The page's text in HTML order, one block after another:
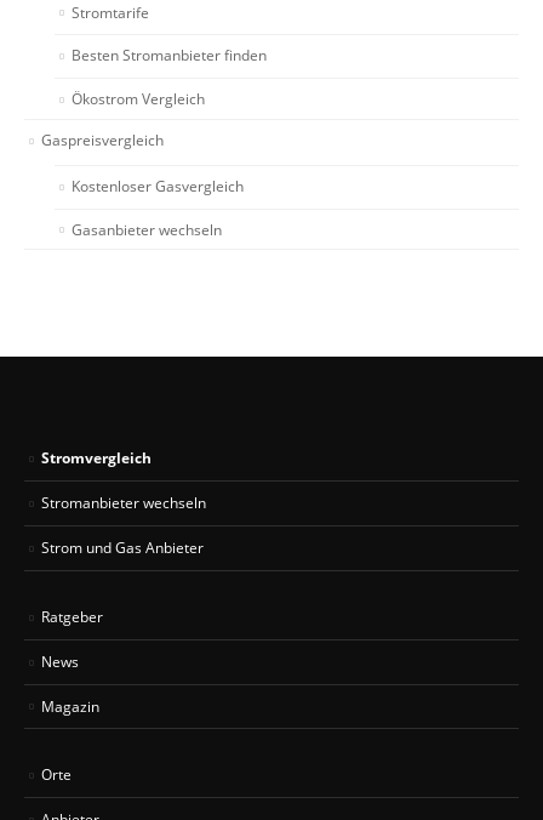
Stromtarife
Besten Stromanbieter finden
Ökostrom Vergleich
Gaspreisvergleich
Kostenloser Gasvergleich
Gasanbieter wechseln
Stromvergleich
Stromanbieter wechseln
Strom und Gas Anbieter
Ratgeber
News
Magazin
Orte